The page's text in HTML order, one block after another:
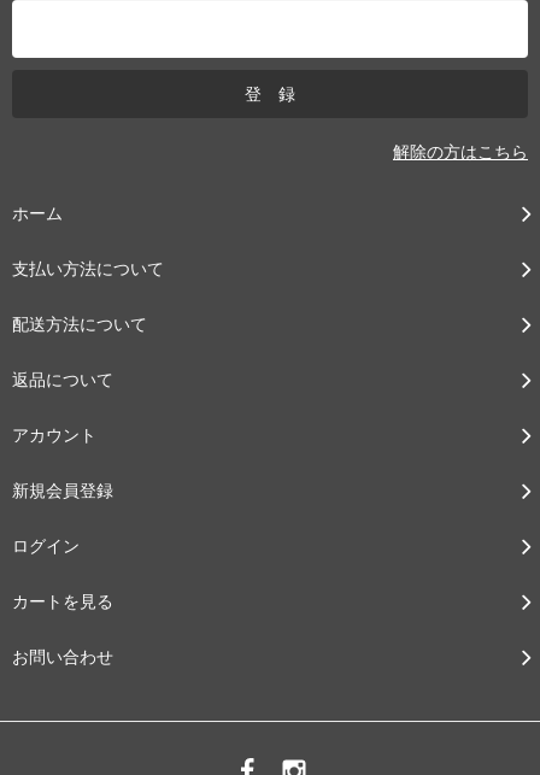
解除の方はこちら
ホーム
支払い方法について
配送方法について
返品について
アカウント
新規会員登録
ログイン
カートを見る
お問い合わせ